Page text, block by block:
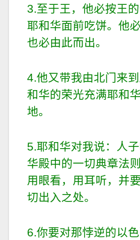
3.至于王，他必按王
耶和华面前吃饼。他
也必由此而出。
4.他又带我由北门来
和华的荣光充满耶和
地。
5.耶和华对我说：人
华殿中的一切典章法
用眼看，用耳听，并
切出入之处。
6.你要对那悖逆的以